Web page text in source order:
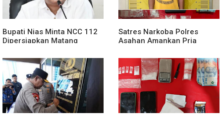
Bupati Nias Minta NCC 112
Dipersiapkan Matang
Satres Narkoba Polres
Asahan Amankan Pria
Dugaan Sabu, Sita 19,60
Gram Barang Bukti